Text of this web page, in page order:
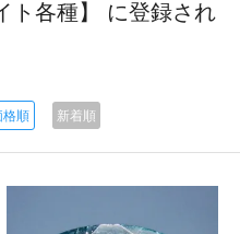
ト各種】 に登録され
格順 新着順